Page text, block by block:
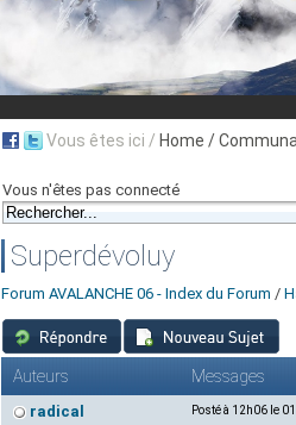
Vous êtes ici / Home /
Vous n'êtes pas connecté
Superdévoluy
Forum AVALANCHE 06 - Index du Forum /
Auteurs Messages
radical Posté à 12h06 le